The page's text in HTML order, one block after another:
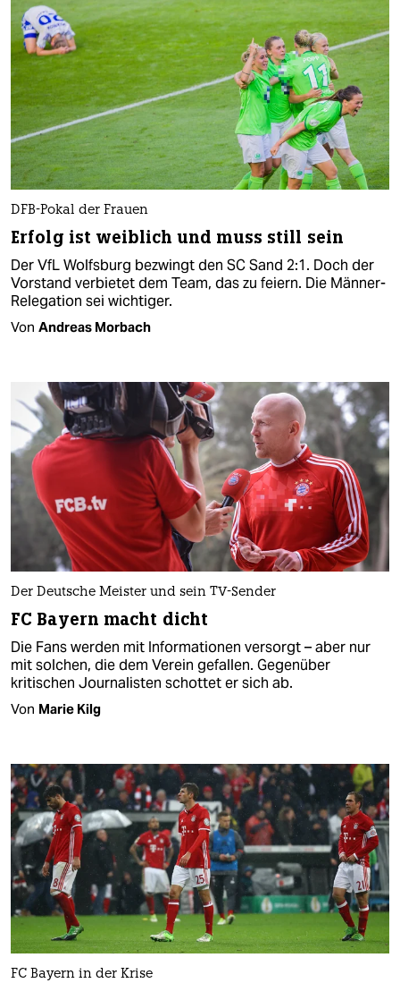
DFB-Pokal der Frauen
Erfolg ist weiblich und muss still sein
Der VfL Wolfsburg bezwingt den SC Sand 2:1. Doch der
Vorstand verbietet dem Team, das zu feiern. Die Männer-
Relegation sei wichtiger.
Von Andreas Morbach
Der Deutsche Meister und sein TV-Sender
FC Bayern macht dicht
Die Fans werden mit Informationen versorgt – aber nur
mit solchen, die dem Verein gefallen. Gegenüber
kritischen Journalisten schottet er sich ab.
Von Marie Kilg
FC Bayern in der Krise